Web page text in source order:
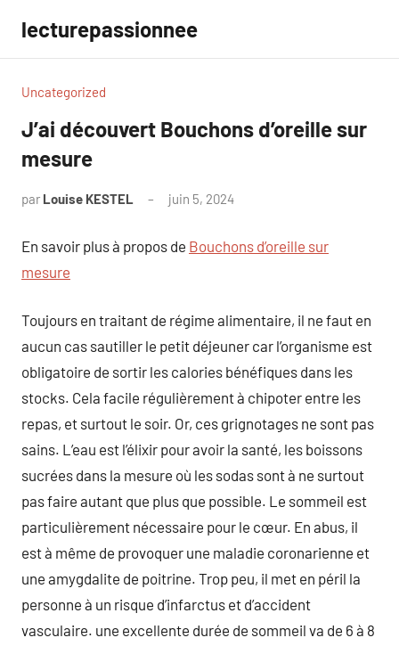
contenu
lecturepassionnee
Uncategorized
J’ai découvert Bouchons d’oreille sur
mesure
par Louise KESTEL juin 5, 2024
En savoir plus à propos de Bouchons d’oreille sur
mesure
Toujours en traitant de régime alimentaire, il ne faut en
aucun cas sautiller le petit déjeuner car l’organisme est
obligatoire de sortir les calories bénéfiques dans les
stocks. Cela facile régulièrement à chipoter entre les
repas, et surtout le soir. Or, ces grignotages ne sont pas
sains. L’eau est l’élixir pour avoir la santé, les boissons
sucrées dans la mesure où les sodas sont à ne surtout
pas faire autant que plus que possible. Le sommeil est
particulièrement nécessaire pour le cœur. En abus, il
est à même de provoquer une maladie coronarienne et
une amygdalite de poitrine. Trop peu, il met en péril la
personne à un risque d’infarctus et d’accident
vasculaire. une excellente durée de sommeil va de 6 à 8